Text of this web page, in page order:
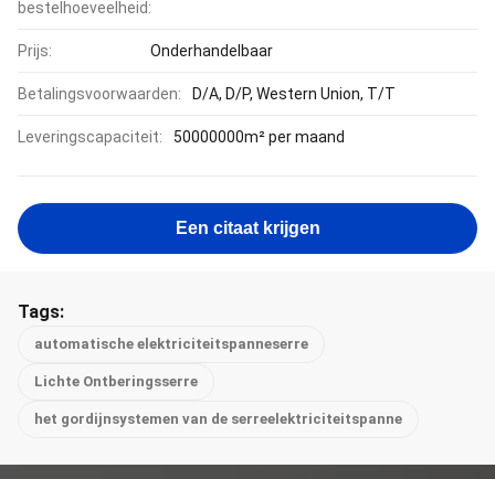
bestelhoeveelheid:
Prijs: Onderhandelbaar
Betalingsvoorwaarden: D/A, D/P, Western Union, T/T
Leveringscapaciteit: 50000000m² per maand
Een citaat krijgen
Tags:
automatische elektriciteitspanneserre
Lichte Ontberingsserre
het gordijnsystemen van de serreelektriciteitspanne